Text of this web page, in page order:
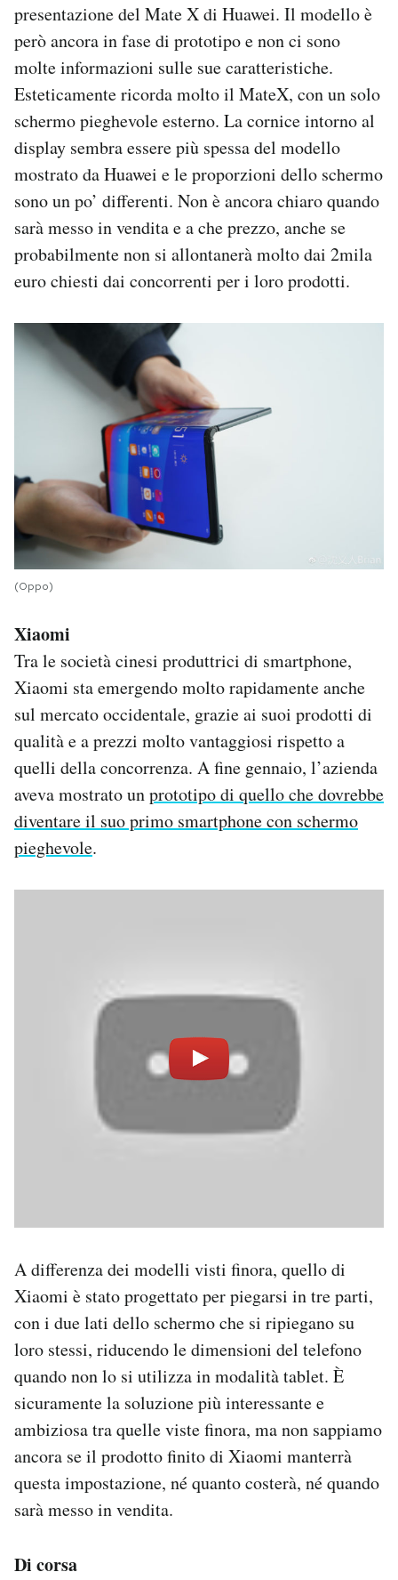
presentazione del Mate X di Huawei. Il modello è
però ancora in fase di prototipo e non ci sono
molte informazioni sulle sue caratteristiche.
Esteticamente ricorda molto il MateX, con un solo
schermo pieghevole esterno. La cornice intorno al
display sembra essere più spessa del modello
mostrato da Huawei e le proporzioni dello schermo
sono un po’ differenti. Non è ancora chiaro quando
sarà messo in vendita e a che prezzo, anche se
probabilmente non si allontanerà molto dai 2mila
euro chiesti dai concorrenti per i loro prodotti.
(Oppo)
Xiaomi
Tra le società cinesi produttrici di smartphone,
Xiaomi sta emergendo molto rapidamente anche
sul mercato occidentale, grazie ai suoi prodotti di
qualità e a prezzi molto vantaggiosi rispetto a
quelli della concorrenza. A fine gennaio, l’azienda
aveva mostrato unprototipo di quello che dovrebbe
diventare il suo primo smartphone con schermo
pieghevole.
A differenza dei modelli visti finora, quello di
Xiaomi è stato progettato per piegarsi in tre parti,
con i due lati dello schermo che si ripiegano su
loro stessi, riducendo le dimensioni del telefono
quando non lo si utilizza in modalità tablet. È
sicuramente la soluzione più interessante e
ambiziosa tra quelle viste finora, ma non sappiamo
ancora se il prodotto finito di Xiaomi manterrà
questa impostazione, né quanto costerà, né quando
sarà messo in vendita.
Di corsa